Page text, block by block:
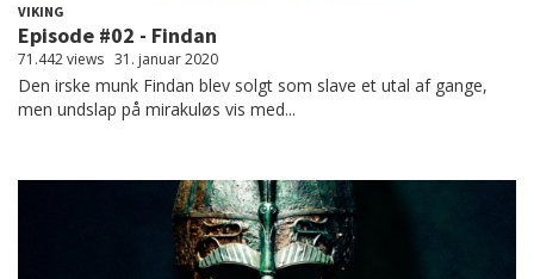
VIKING
Episode #02 - Findan
71.442 views 31. januar 2020
Den irske munk Findan blev solgt som slave et utal af gange,
men undslap på mirakuløs vis med...